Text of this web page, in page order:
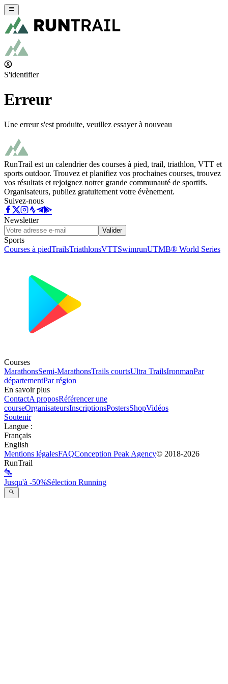
S'identifier
Erreur
Une erreur s'est produite, veuillez essayer à nouveau
RunTrail est un calendrier des courses à pied, trail, triathlon, VTT et
sports outdoor. Trouvez et planifiez vos prochaines courses, trouvez
vos résultats et rejoignez notrer grande communauté de sportifs.
Organisateurs, publiez gratuitement votre évènement.
Suivez-nous
Newsletter
Valider
Sports
Courses à piedTrailsTriathlonsVTTSwimrunUTMB® World Series
Courses
MarathonsSemi-MarathonsTrails courtsUltra TrailsIronmanPar
départementPar région
En savoir plus
ContactA proposRéférencer une
courseOrganisateursInscriptionsPostersShopVidéos
Soutenir
Langue :
Français
English
Mentions légalesFAQConception Peak Agency© 2018-2026
RunTrail
Jusqu'à -50%Sélection Running